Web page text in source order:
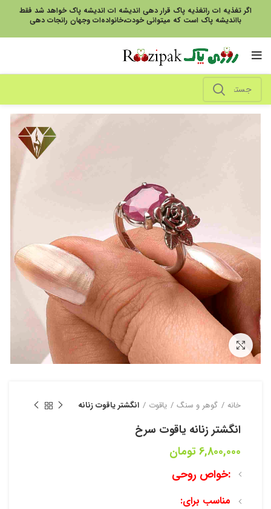
اگر تغذیه ات راتغذیه پاک قرار دهی اندیشه ات اندیشه پاک خواهد شد فقط
بااندیشه پاک است که میتوانی خودت،خانواده‌ات وجهان رانجات دهی
بزرگنمایی تصویر
خانه گوهر و سنگ یاقوت انگشتر یاقوت زنانه
انگشتر زنانه یاقوت سرخ
6,800,000تومان
خواص روحی:
مناسب برای: